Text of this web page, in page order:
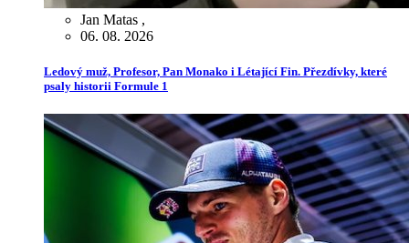
Jan Matas ,
06. 08. 2026
Ledový muž, Profesor, Pan Monako i Létající Fin. Přezdívky, které
psaly historii Formule 1